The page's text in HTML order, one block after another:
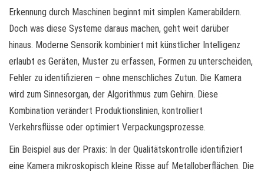
Erkennung durch Maschinen beginnt mit simplen Kamerabildern.
Doch was diese Systeme daraus machen, geht weit darüber
hinaus. Moderne Sensorik kombiniert mit künstlicher Intelligenz
erlaubt es Geräten, Muster zu erfassen, Formen zu unterscheiden,
Fehler zu identifizieren – ohne menschliches Zutun. Die Kamera
wird zum Sinnesorgan, der Algorithmus zum Gehirn. Diese
Kombination verändert Produktionslinien, kontrolliert
Verkehrsflüsse oder optimiert Verpackungsprozesse.
Ein Beispiel aus der Praxis: In der Qualitätskontrolle identifiziert
eine Kamera mikroskopisch kleine Risse auf Metalloberflächen. Die